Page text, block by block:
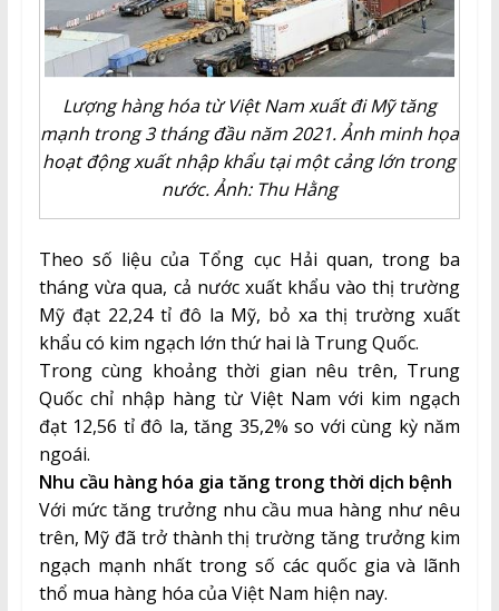
Lượng hàng hóa từ Việt Nam xuất đi Mỹ tăng
mạnh trong 3 tháng đầu năm 2021. Ảnh minh họa
hoạt động xuất nhập khẩu tại một cảng lớn trong
nước. Ảnh: Thu Hằng
Theo số liệu của Tổng cục Hải quan, trong ba
tháng vừa qua, cả nước xuất khẩu vào thị trường
Mỹ đạt 22,24 tỉ đô la Mỹ, bỏ xa thị trường xuất
khẩu có kim ngạch lớn thứ hai là Trung Quốc.
Trong cùng khoảng thời gian nêu trên, Trung
Quốc chỉ nhập hàng từ Việt Nam với kim ngạch
đạt 12,56 tỉ đô la, tăng 35,2% so với cùng kỳ năm
ngoái.
Nhu cầu hàng hóa gia tăng trong thời dịch bệnh
Với mức tăng trưởng nhu cầu mua hàng như nêu
trên, Mỹ đã trở thành thị trường tăng trưởng kim
ngạch mạnh nhất trong số các quốc gia và lãnh
thổ mua hàng hóa của Việt Nam hiện nay.